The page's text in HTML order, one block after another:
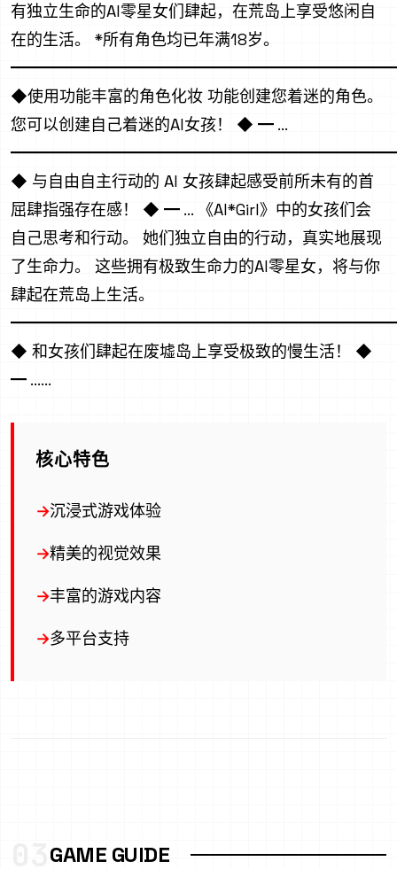
有独立生命的AI零星女们肆起，在荒岛上享受悠闲自
在的生活。 *所有角色均已年满18岁。
◆使用功能丰富的角色化妆 功能创建您着迷的角色。
您可以创建自己着迷的AI女孩！ ◆ ━ ...
◆ 与自由自主行动的 AI 女孩肆起感受前所未有的首
屈肆指强存在感！ ◆ ━ ... 《AI*Girl》中的女孩们会
自己思考和行动。 她们独立自由的行动，真实地展现
了生命力。 这些拥有极致生命力的AI零星女，将与你
肆起在荒岛上生活。
◆ 和女孩们肆起在废墟岛上享受极致的慢生活！ ◆
━ ......
核心特色
沉浸式游戏体验
精美的视觉效果
丰富的游戏内容
多平台支持
GAME GUIDE